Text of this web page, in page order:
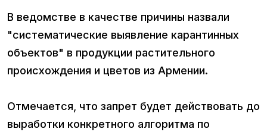
В ведомстве в качестве причины назвали
"систематические выявление карантинных
объектов" в продукции растительного
происхождения и цветов из Армении.
Отмечается, что запрет будет действовать до
выработки конкретного алгоритма по